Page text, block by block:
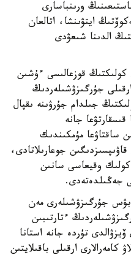
ورىنباسارى
ايتۋىنشا، اتالعان
الدىنا شىعۋدى
كولىكتىڭ قوزعالىسى ءۇشىن
جۇرگىزۋشىلەردىڭ
جىلدام جۇرۋىنە ىقپال
بۇل اراقاشىقتىقتى %30 عا قىسقارتۋعا جانە
ساقتاۋعا مۇمكىندىك
جوعارىلاتادى،
وقيعاسى سانىن
جەڭىلدەتەدى.
جۇرگىزۋشىلەرى مەن
ءتارتىبىن
تۇردە جانە استانا
ارقىلى باقىلايتىن